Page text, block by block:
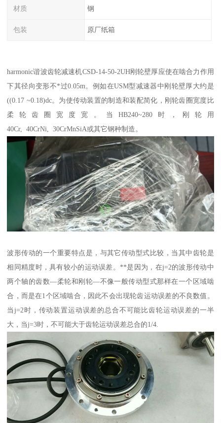
材质 钢
包装 原厂纸箱
harmonic谐波齿轮减速机CSD-14-50-2UH刚轮壁厚应使在啮合力作用
下其径向变形不*过0.05m。例如在USM型减速器中刚轮壁厚大约是
((0.17 ~0.18)dc。为使传动装置的制造和装配简化，刚轮齿圈宽度比
柔轮齿圈宽度宽。当HB240~280时，刚轮用
40Cr, 40CrNi, 30CrMnSiA或其它钢种制造。
波形传动的一个重要特点是，与其它传动型式比较，当其中齿轮是
相同精度时，具有较小的运动误差。**是因为，在j=2的波形传动中
两个轴的齿数—柔轮和刚轮—不像一般传动型式那样在一个区域啮
合，而是在1个区域啮合，因此不会出现轮齿运动误差的不良数值。
当j=2时，传动装置运动误差的总合不可能比齿轮运动误差的一半
大，当j=3时，不可能大于齿轮运动误差总合的1/4.